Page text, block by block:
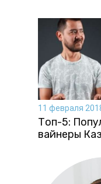
11 февраля
Топ-5:
вайнеры